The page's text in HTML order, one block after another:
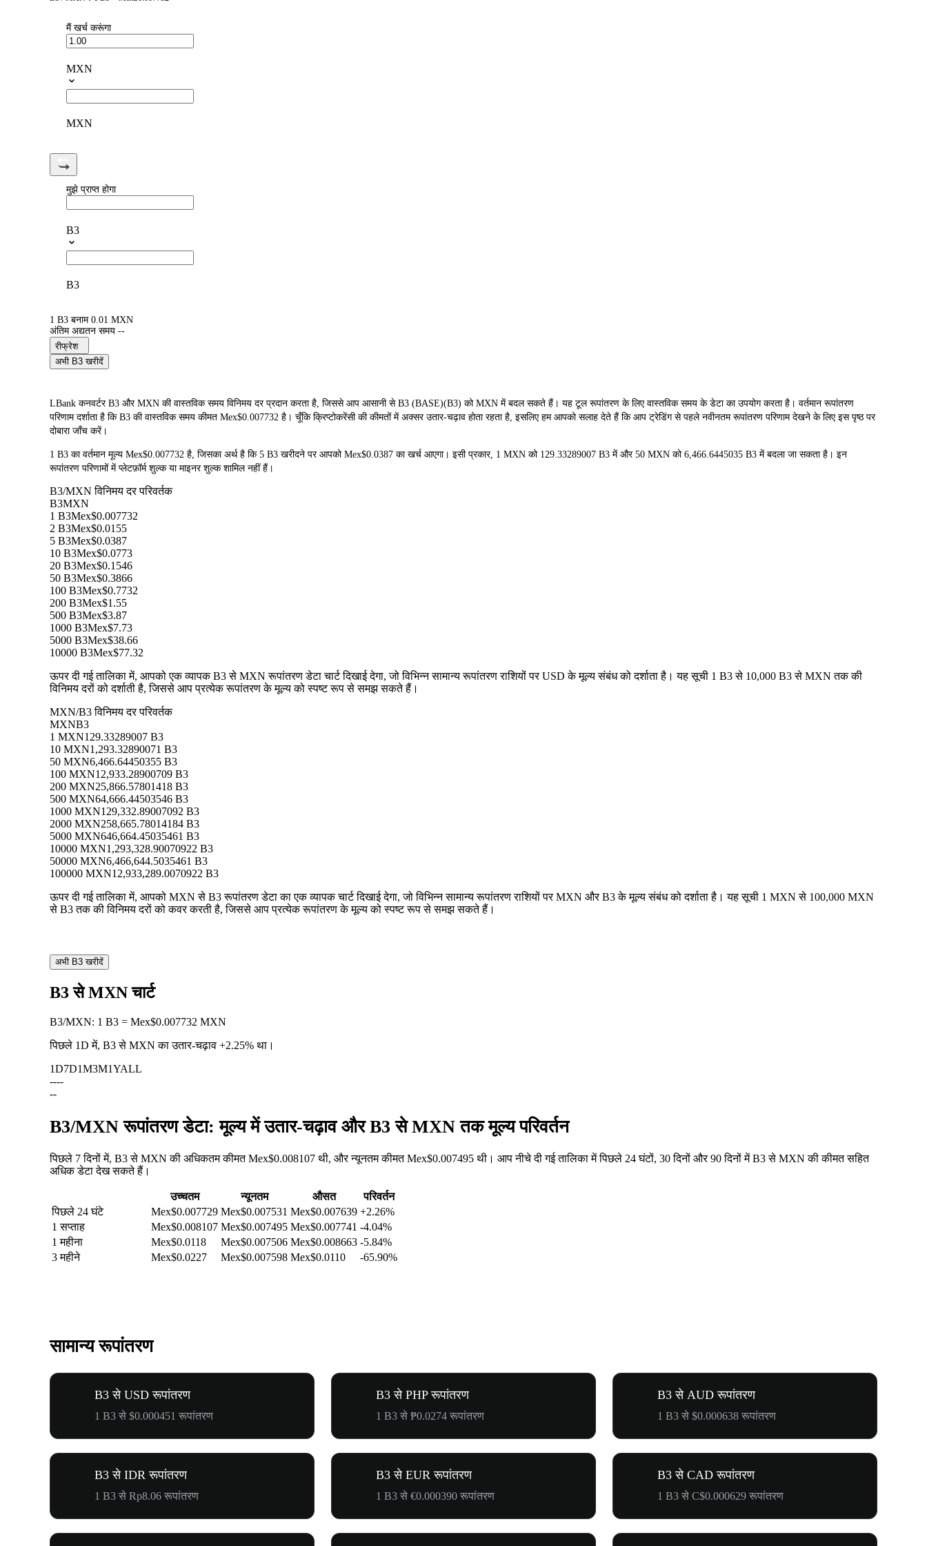
मैं खर्च करूंगा
MXN
MXN
मुझे प्राप्त होगा
B3
B3
1 B3 बनाम 0.01 MXN
अंतिम अद्यतन समय --
रीफ्रेश
अभी B3 खरीदें
LBank कनवर्टर B3 और MXN की वास्तविक समय विनिमय दर प्रदान करता है, जिससे आप आसानी से B3 (BASE)(B3) को MXN में बदल सकते हैं। यह टूल रूपांतरण के लिए वास्तविक समय के डेटा का उपयोग करता है। वर्तमान रूपांतरण
परिणाम दर्शाता है कि B3 की वास्तविक समय कीमत Mex$0.007732 है। चूँकि क्रिप्टोकरेंसी की कीमतों में अक्सर उतार-चढ़ाव होता रहता है, इसलिए हम आपको सलाह देते हैं कि आप ट्रेडिंग से पहले नवीनतम रूपांतरण परिणाम देखने के लिए इस पृष्ठ पर
दोबारा जाँच करें।
1 B3 का वर्तमान मूल्य Mex$0.007732 है, जिसका अर्थ है कि 5 B3 खरीदने पर आपको Mex$0.0387 का खर्च आएगा। इसी प्रकार, 1 MXN को 129.33289007 B3 में और 50 MXN को 6,466.6445035 B3 में बदला जा सकता है। इन
रूपांतरण परिणामों में प्लेटफ़ॉर्म शुल्क या माइनर शुल्क शामिल नहीं हैं।
B3/MXN विनिमय दर परिवर्तक
B3MXN
1 B3Mex$0.007732
2 B3Mex$0.0155
5 B3Mex$0.0387
10 B3Mex$0.0773
20 B3Mex$0.1546
50 B3Mex$0.3866
100 B3Mex$0.7732
200 B3Mex$1.55
500 B3Mex$3.87
1000 B3Mex$7.73
5000 B3Mex$38.66
10000 B3Mex$77.32
ऊपर दी गई तालिका में, आपको एक व्यापक B3 से MXN रूपांतरण डेटा चार्ट दिखाई देगा, जो विभिन्न सामान्य रूपांतरण राशियों पर USD के मूल्य संबंध को दर्शाता है। यह सूची 1 B3 से 10,000 B3 से MXN तक की
विनिमय दरों को दर्शाती है, जिससे आप प्रत्येक रूपांतरण के मूल्य को स्पष्ट रूप से समझ सकते हैं।
MXN/B3 विनिमय दर परिवर्तक
MXNB3
1 MXN129.33289007 B3
10 MXN1,293.32890071 B3
50 MXN6,466.64450355 B3
100 MXN12,933.28900709 B3
200 MXN25,866.57801418 B3
500 MXN64,666.44503546 B3
1000 MXN129,332.89007092 B3
2000 MXN258,665.78014184 B3
5000 MXN646,664.45035461 B3
10000 MXN1,293,328.90070922 B3
50000 MXN6,466,644.5035461 B3
100000 MXN12,933,289.0070922 B3
ऊपर दी गई तालिका में, आपको MXN से B3 रूपांतरण डेटा का एक व्यापक चार्ट दिखाई देगा, जो विभिन्न सामान्य रूपांतरण राशियों पर MXN और B3 के मूल्य संबंध को दर्शाता है। यह सूची 1 MXN से 100,000 MXN
से B3 तक की विनिमय दरों को कवर करती है, जिससे आप प्रत्येक रूपांतरण के मूल्य को स्पष्ट रूप से समझ सकते हैं।
अभी B3 खरीदें
B3 से MXN चार्ट
B3/MXN: 1 B3 = Mex$0.007732 MXN
पिछले 1D में, B3 से MXN का उतार-चढ़ाव +2.25% था।
1D7D1M3M1YALL
----
--
B3/MXN रूपांतरण डेटा: मूल्य में उतार-चढ़ाव और B3 से MXN तक मूल्य परिवर्तन
पिछले 7 दिनों में, B3 से MXN की अधिकतम कीमत Mex$0.008107 थी, और न्यूनतम कीमत Mex$0.007495 थी। आप नीचे दी गई तालिका में पिछले 24 घंटों, 30 दिनों और 90 दिनों में B3 से MXN की कीमत सहित
अधिक डेटा देख सकते हैं।
उच्चतम न्यूनतम औसत
परिवर्तन
पिछले 24 घंटे
Mex$0.007729 Mex$0.007531 Mex$0.007639 +2.26%
1 सप्ताह
Mex$0.008107 Mex$0.007495 Mex$0.007741 -4.04%
1 महीना
Mex$0.0118 Mex$0.007506 Mex$0.008663 -5.84%
3 महीने
Mex$0.0227 Mex$0.007598 Mex$0.0110 -65.90%
सामान्य रूपांतरण
B3 से USD रूपांतरण
1 B3 से $0.000451 रूपांतरण
B3 से PHP रूपांतरण
1 B3 से ₱0.0274 रूपांतरण
B3 से AUD रूपांतरण
1 B3 से $0.000638 रूपांतरण
B3 से IDR रूपांतरण
1 B3 से Rp8.06 रूपांतरण
B3 से EUR रूपांतरण
1 B3 से €0.000390 रूपांतरण
B3 से CAD रूपांतरण
1 B3 से C$0.000629 रूपांतरण